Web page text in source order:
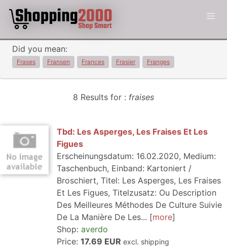
Did you mean:
Frases Fransen Frances Frasier Franges
8 Results for : fraises
Tbd: Les Asperges, Les Fraises Et Les
Figues
Erscheinungsdatum: 16.02.2020, Medium:
Taschenbuch, Einband: Kartoniert /
Broschiert, Titel: Les Asperges, Les Fraises
Et Les Figues, Titelzusatz: Ou Description
Des Meilleures Méthodes De Culture Suivie
De La Manière De Les...
more
Shop: averdo
Price: 17.69 EUR excl. shipping